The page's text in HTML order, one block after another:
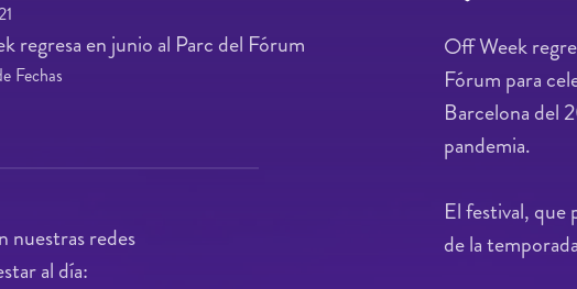
Off Week
Fórum para
Barcelona del
pandemia.
El festival, que
de la
regresa en junio al Parc del Fórum
Fechas
nuestras redes
al día: